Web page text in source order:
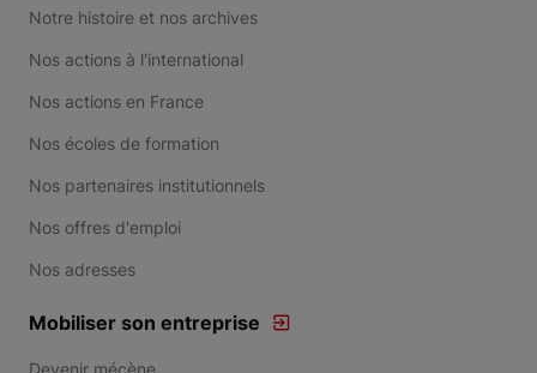
Notre histoire et nos archives
Nos actions à l'international
Nos actions en France
Nos écoles de formation
Nos partenaires institutionnels
Nos offres d'emploi
Nos adresses
Mobiliser son entreprise
Devenir mécène